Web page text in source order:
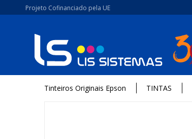
Projeto Cofinanciado pela UE
Tinteiros Originais Epson TINTAS